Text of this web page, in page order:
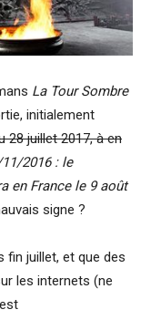
La Tour Sombre
initialement
28 juillet 2017, à en
2016 : le
en France le 9 août
signe ?
fin juillet, et que des
les internets (ne